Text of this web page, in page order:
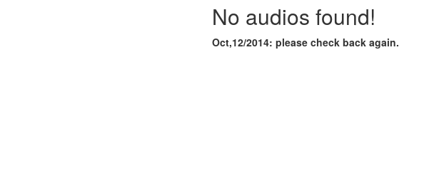
No audios found!
Oct,12/2014: please check back again.